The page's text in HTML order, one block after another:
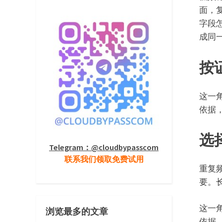
面，
字段
成同
按
这一
依据
选
重复
要。
这一
Telegram：@cloudbypasscom
联系我们领取免费试用
浏览最多的文章